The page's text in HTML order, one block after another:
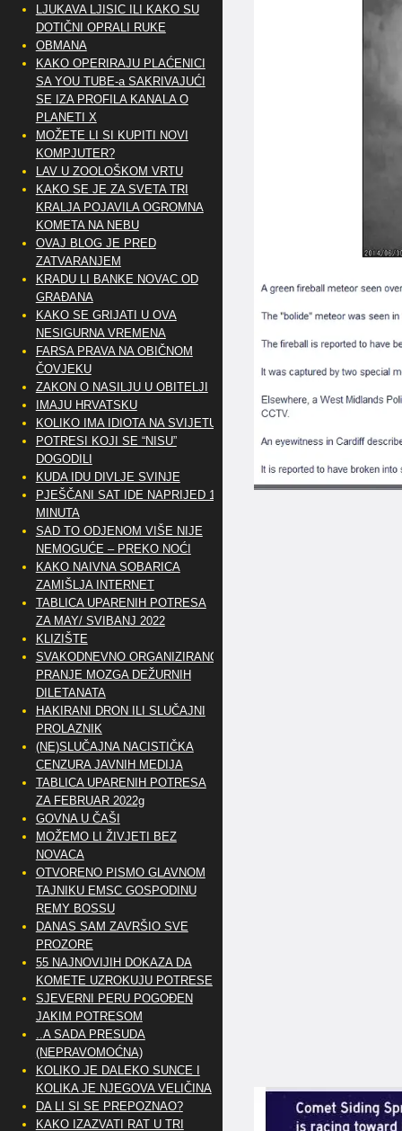
LJUKAVA LJISIC ILI KAKO SU
DOTIČNI OPRALI RUKE
OBMANA
KAKO OPERIRAJU PLAĆENICI
SA YOU TUBE-a SAKRIVAJUĆI
SE IZA PROFILA KANALA O
PLANETI X
MOŽETE LI SI KUPITI NOVI
KOMPJUTER?
LAV U ZOOLOŠKOM VRTU
KAKO SE JE ZA SVETA TRI
KRALJA POJAVILA OGROMNA
KOMETA NA NEBU
OVAJ BLOG JE PRED
ZATVARANJEM
KRADU LI BANKE NOVAC OD
GRAĐANA
KAKO SE GRIJATI U OVA
NESIGURNA VREMENA
FARSA PRAVA NA OBIČNOM
ČOVJEKU
ZAKON O NASILJU U OBITELJI
IMAJU HRVATSKU
KOLIKO IMA IDIOTA NA SVIJETU?
POTRESI KOJI SE “NISU”
DOGODILI
KUDA IDU DIVLJE SVINJE
PJEŠČANI SAT IDE NAPRIJED 10
MINUTA
SAD TO ODJENOM VIŠE NIJE
NEMOGUĆE – PREKO NOĆI
KAKO NAIVNA SOBARICA
ZAMIŠLJA INTERNET
TABLICA UPARENIH POTRESA
ZA MAY/ SVIBANJ 2022
KLIZIŠTE
SVAKODNEVNO ORGANIZIRANO
PRANJE MOZGA DEŽURNIH
DILETANATA
HAKIRANI DRON ILI SLUČAJNI
PROLAZNIK
(NE)SLUČAJNA NACISTIČKA
CENZURA JAVNIH MEDIJA
TABLICA UPARENIH POTRESA
ZA FEBRUAR 2022g
GOVNA U ČAŠI
MOŽEMO LI ŽIVJETI BEZ
NOVACA
OTVORENO PISMO GLAVNOM
TAJNIKU EMSC GOSPODINU
REMY BOSSU
DANAS SAM ZAVRŠIO SVE
PROZORE
55 NAJNOVIJIH DOKAZA DA
KOMETE UZROKUJU POTRESE
SJEVERNI PERU POGOĐEN
JAKIM POTRESOM
..A SADA PRESUDA
(NEPRAVOMOĆNA)
KOLIKO JE DALEKO SUNCE I
KOLIKA JE NJEGOVA VELIČINA
DA LI SI SE PREPOZNAO?
KAKO IZAZVATI RAT U TRI